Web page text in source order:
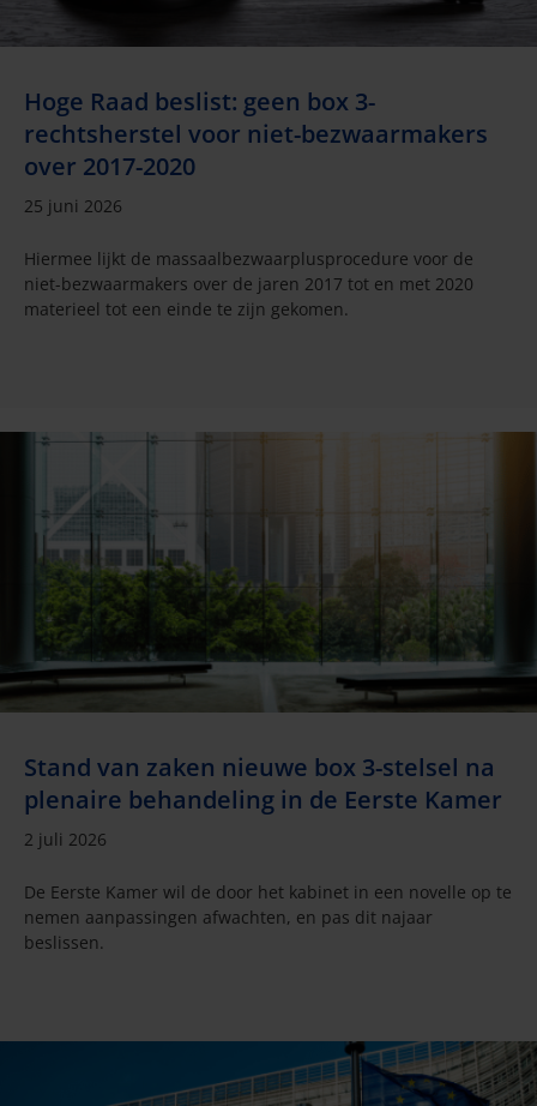
Hoge Raad beslist: geen box 3-
rechtsherstel voor niet-bezwaarmakers
over 2017-2020
25 juni 2026
Hiermee lijkt de massaalbezwaarplusprocedure voor de
niet-bezwaarmakers over de jaren 2017 tot en met 2020
materieel tot een einde te zijn gekomen.
Stand van zaken nieuwe box 3-stelsel na
plenaire behandeling in de Eerste Kamer
2 juli 2026
De Eerste Kamer wil de door het kabinet in een novelle op te
nemen aanpassingen afwachten, en pas dit najaar
beslissen.